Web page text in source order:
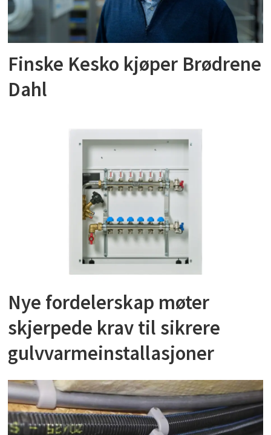
Finske Kesko kjøper Brødrene
Dahl
Nye fordelerskap møter
skjerpede krav til sikrere
gulvvarmeinstallasjoner